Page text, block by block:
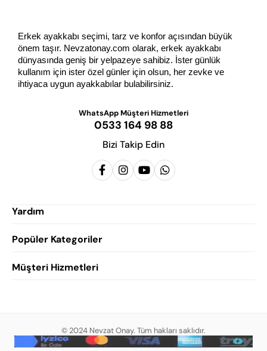
Erkek ayakkabı seçimi, tarz ve konfor açısından büyük
önem taşır. Nevzatonay.com olarak, erkek ayakkabı
dünyasında geniş bir yelpazeye sahibiz. İster günlük
kullanım için ister özel günler için olsun, her zevke ve
ihtiyaca uygun ayakkabılar bulabilirsiniz.
WhatsApp Müşteri Hizmetleri
0533 164 98 88
Bizi Takip Edin
Yardım
Hakkımızda
Popüler Kategoriler
Erkek Klasik Ayakkabı
Erkek Günlük Ayakkabı
Erkek Sandalet
Müşteri Hizmetleri
Mesafeli Satış Sözleşmesi
© 2024 Nevzat Onay. Tüm hakları saklıdır.